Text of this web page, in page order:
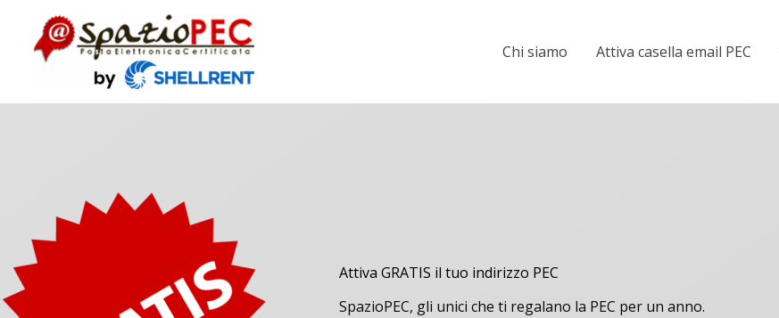
Chi siamo Attiva casella email PEC
Attiva GRATIS il tuo indirizzo PEC
SpazioPEC, gli unici che ti regalano la PEC per un anno.